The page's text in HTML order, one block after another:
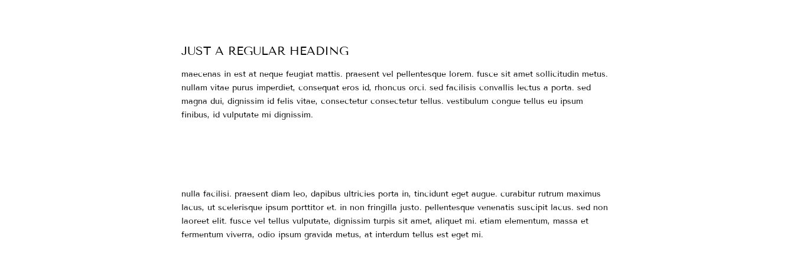
JUST A REGULAR HEADING
maecenas in est at neque feugiat mattis. praesent vel pellentesque lorem. fusce sit amet sollicitudin metus.
nullam vitae purus imperdiet, consequat eros id, rhoncus orci. sed facilisis convallis lectus a porta. sed
magna dui, dignissim id felis vitae, consectetur consectetur tellus. vestibulum congue tellus eu ipsum
finibus, id vulputate mi dignissim.
nulla facilisi. praesent diam leo, dapibus ultricies porta in, tincidunt eget augue. curabitur rutrum maximus
lacus, ut scelerisque ipsum porttitor et. in non fringilla justo. pellentesque venenatis suscipit lacus. sed non
laoreet elit. fusce vel tellus vulputate, dignissim turpis sit amet, aliquet mi. etiam elementum, massa et
fermentum viverra, odio ipsum gravida metus, at interdum tellus est eget mi.